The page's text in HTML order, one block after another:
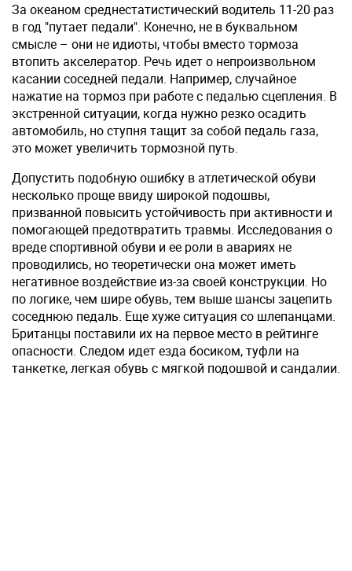
За океаном среднестатистический водитель 11-20 раз
в год "путает педали". Конечно, не в буквальном
смысле – они не идиоты, чтобы вместо тормоза
втопить акселератор. Речь идет о непроизвольном
касании соседней педали. Например, случайное
нажатие на тормоз при работе с педалью сцепления. В
экстренной ситуации, когда нужно резко осадить
автомобиль, но ступня тащит за собой педаль газа,
это может увеличить тормозной путь.
Допустить подобную ошибку в атлетической обуви
несколько проще ввиду широкой подошвы,
призванной повысить устойчивость при активности и
помогающей предотвратить травмы. Исследования о
вреде спортивной обуви и ее роли в авариях не
проводились, но теоретически она может иметь
негативное воздействие из-за своей конструкции. Но
по логике, чем шире обувь, тем выше шансы зацепить
соседнюю педаль. Еще хуже ситуация со шлепанцами.
Британцы поставили их на первое место в рейтинге
опасности. Следом идет езда босиком, туфли на
танкетке, легкая обувь с мягкой подошвой и сандалии.